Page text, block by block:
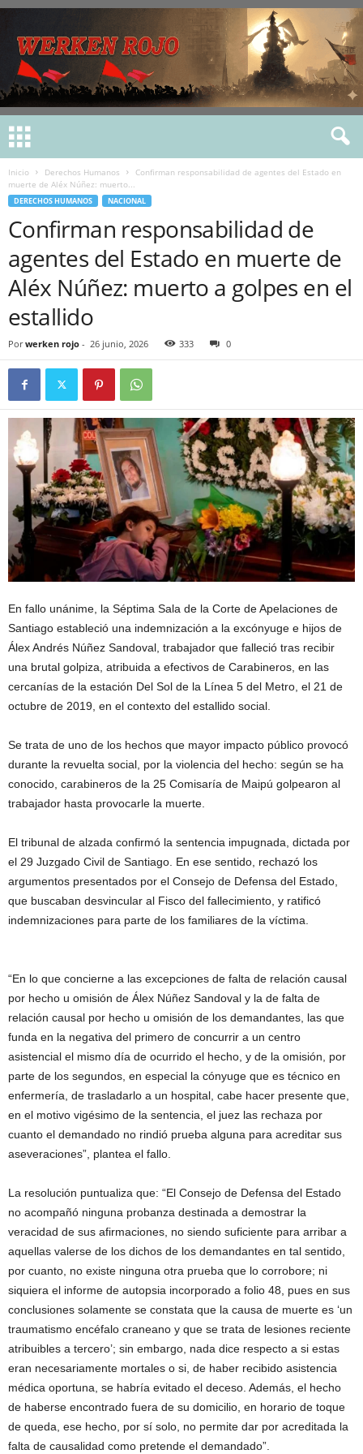
Inicio Derechos Humanos
Confirman responsabilidad de agentes del Estado en
muerte de Aléx Núñez: muerto...
DERECHOS HUMANOS NACIONAL
Confirman responsabilidad de
agentes del Estado en muerte de
Aléx Núñez: muerto a golpes en el
estallido
Por werken rojo - 26 junio, 2026 333 0
En fallo unánime, la Séptima Sala de la Corte de Apelaciones de
Santiago estableció una indemnización a la excónyuge e hijos de
Álex Andrés Núñez Sandoval, trabajador que falleció tras recibir
una brutal golpiza, atribuida a efectivos de Carabineros, en las
cercanías de la estación Del Sol de la Línea 5 del Metro, el 21 de
octubre de 2019, en el contexto del estallido social.
Se trata de uno de los hechos que mayor impacto público provocó
durante la revuelta social, por la violencia del hecho: según se ha
conocido, carabineros de la 25 Comisaría de Maipú golpearon al
trabajador hasta provocarle la muerte.
El tribunal de alzada confirmó la sentencia impugnada, dictada por
el 29 Juzgado Civil de Santiago. En ese sentido, rechazó los
argumentos presentados por el Consejo de Defensa del Estado,
que buscaban desvincular al Fisco del fallecimiento, y ratificó
indemnizaciones para parte de los familiares de la víctima.
“En lo que concierne a las excepciones de falta de relación causal
por hecho u omisión de Álex Núñez Sandoval y la de falta de
relación causal por hecho u omisión de los demandantes, las que
funda en la negativa del primero de concurrir a un centro
asistencial el mismo día de ocurrido el hecho, y de la omisión, por
parte de los segundos, en especial la cónyuge que es técnico en
enfermería, de trasladarlo a un hospital, cabe hacer presente que,
en el motivo vigésimo de la sentencia, el juez las rechaza por
cuanto el demandado no rindió prueba alguna para acreditar sus
aseveraciones”, plantea el fallo.
La resolución puntualiza que: “El Consejo de Defensa del Estado
no acompañó ninguna probanza destinada a demostrar la
veracidad de sus afirmaciones, no siendo suficiente para arribar a
aquellas valerse de los dichos de los demandantes en tal sentido,
por cuanto, no existe ninguna otra prueba que lo corrobore; ni
siquiera el informe de autopsia incorporado a folio 48, pues en sus
conclusiones solamente se constata que la causa de muerte es ‘un
traumatismo encéfalo craneano y que se trata de lesiones reciente
atribuibles a tercero’; sin embargo, nada dice respecto a si estas
eran necesariamente mortales o si, de haber recibido asistencia
médica oportuna, se habría evitado el deceso. Además, el hecho
de haberse encontrado fuera de su domicilio, en horario de toque
de queda, ese hecho, por sí solo, no permite dar por acreditada la
falta de causalidad como pretende el demandado”.